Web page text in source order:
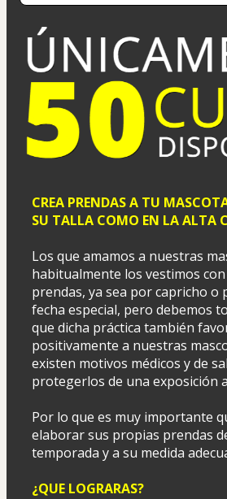
CREA PRENDAS A TU
SU TALLA COMO EN LA ALTA
Los que amamos a nuestras
habitualmente los vestimos
prendas, ya sea por capricho o
fecha especial, pero debemos
que dicha práctica también
positivamente a nuestras
existen motivos médicos y de
protegerlos de una exposición
Por lo que es muy importante
elaborar sus propias prendas
temporada y a su medida
¿QUE LOGRARAS?